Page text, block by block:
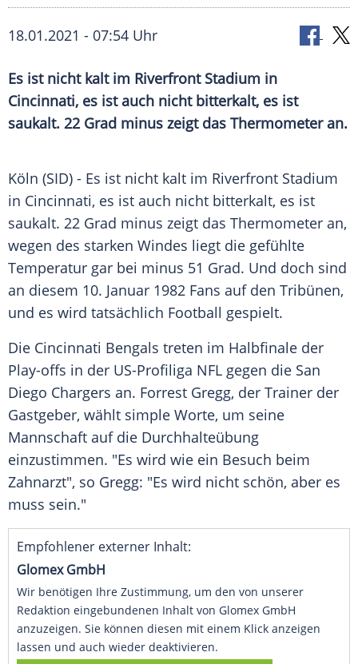
18.01.2021 - 07:54 Uhr
Es ist nicht kalt im RiverfrontStadium in
Cincinnati, es ist auch nicht bitterkalt, es ist
saukalt. 22 Grad minus zeigt das Thermometer an.
Köln (SID) - Es ist nicht kalt im Riverfront Stadium
in Cincinnati, es ist auch nicht bitterkalt, es ist
saukalt. 22 Grad minus zeigt das Thermometer an,
wegen des starken Windes liegt die gefühlte
Temperatur gar bei minus 51 Grad. Und doch sind
an diesem 10. Januar 1982 Fans auf den Tribünen,
und es wird tatsächlich Football gespielt.
Die Cincinnati Bengals treten im Halbfinale der
Play-offs in der US-Profiliga NFL gegen die San
Diego Chargers an. Forrest Gregg, der Trainer der
Gastgeber, wählt simple Worte, um seine
Mannschaft auf die Durchhalteübung
einzustimmen. "Es wird wie ein Besuch beim
Zahnarzt", so Gregg: "Es wird nicht schön, aber es
muss sein."
Empfohlener externer Inhalt:
Glomex GmbH
Wir benötigen Ihre Zustimmung, um den von unserer
Redaktion eingebundenen Inhalt von Glomex GmbH
anzuzeigen. Sie können diesen mit einem Klick anzeigen
lassen und auch wieder deaktivieren.